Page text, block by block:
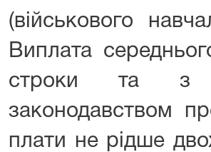
(військового
Виплата
строки та з
законодавством
плати не рідше